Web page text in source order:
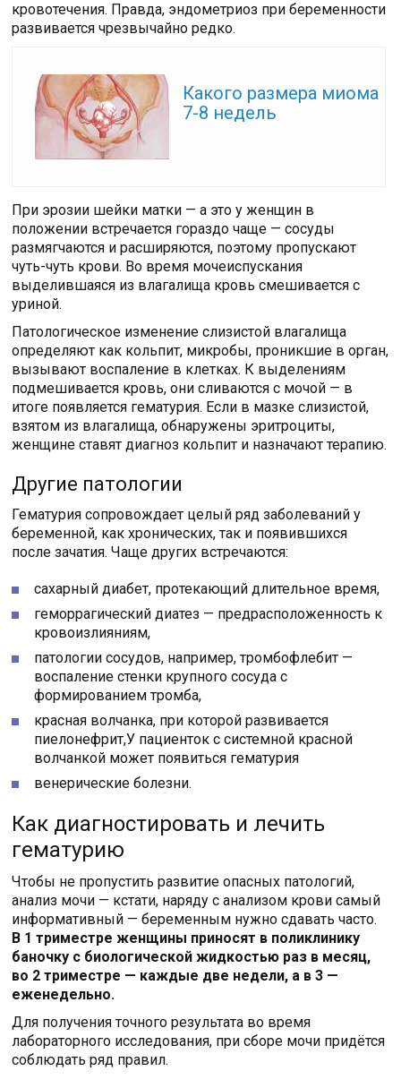
кровотечения. Правда, эндометриоз при беременности
развивается чрезвычайно редко.
Какого размера миома
7-8 недель
При эрозии шейки матки — а это у женщин в
положении встречается гораздо чаще — сосуды
размягчаются и расширяются, поэтому пропускают
чуть-чуть крови. Во время мочеиспускания
выделившаяся из влагалища кровь смешивается с
уриной.
Патологическое изменение слизистой влагалища
определяют как кольпит, микробы, проникшие в орган,
вызывают воспаление в клетках. К выделениям
подмешивается кровь, они сливаются с мочой — в
итоге появляется гематурия. Если в мазке слизистой,
взятом из влагалища, обнаружены эритроциты,
женщине ставят диагноз кольпит и назначают терапию.
Другие патологии
Гематурия сопровождает целый ряд заболеваний у
беременной, как хронических, так и появившихся
после зачатия. Чаще других встречаются:
сахарный диабет, протекающий длительное время,
геморрагический диатез — предрасположенность к
кровоизлияниям,
патологии сосудов, например, тромбофлебит —
воспаление стенки крупного сосуда с
формированием тромба,
красная волчанка, при которой развивается
пиелонефрит,У пациенток с системной красной
волчанкой может появиться гематурия
венерические болезни.
Как диагностировать и лечить
гематурию
Чтобы не пропустить развитие опасных патологий,
анализ мочи — кстати, наряду с анализом крови самый
информативный — беременным нужно сдавать часто.
В 1 триместре женщины приносят в поликлинику
баночку с биологической жидкостью раз в месяц,
во 2 триместре — каждые две недели, а в 3 —
еженедельно.
Для получения точного результата во время
лабораторного исследования, при сборе мочи придётся
соблюдать ряд правил.